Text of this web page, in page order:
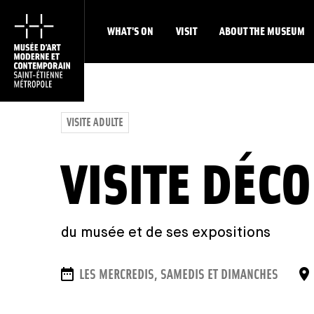
WHAT'S ON VISIT ABOUT THE MUSEUM
VISITE ADULTE
VISITE
du musée et de ses expositions
DATES
LES MERCREDIS, SAMEDIS ET DIMANCHES